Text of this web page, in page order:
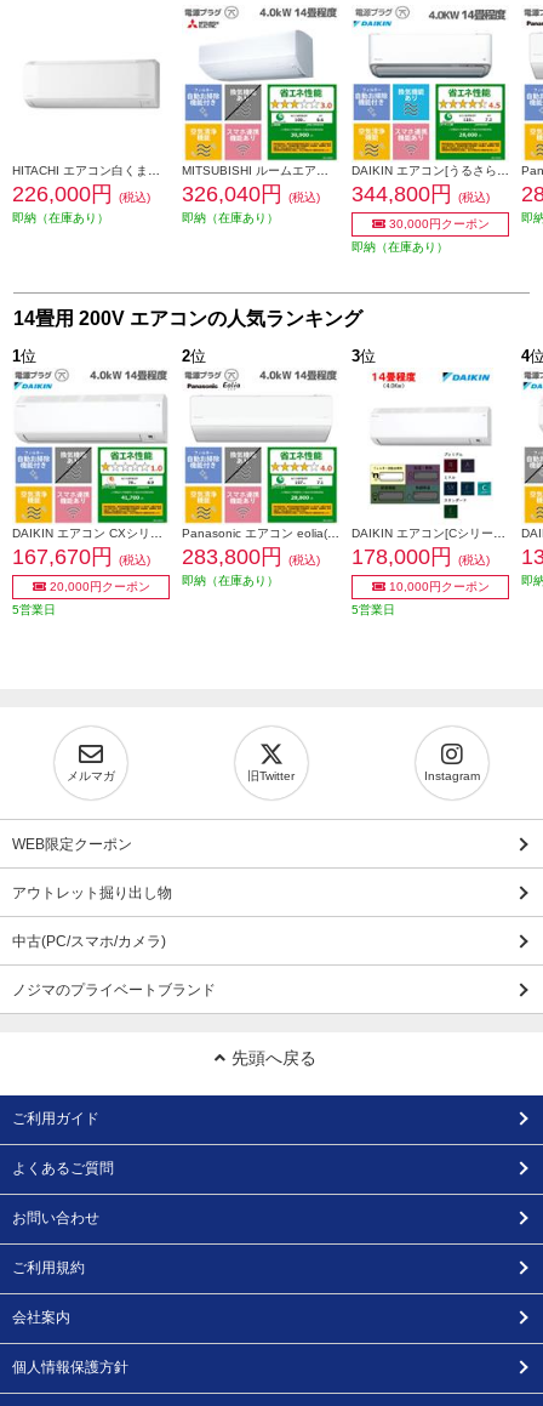
226,000円
(税込)
即納（在庫あり）
326,040円
(税込)
即納（在庫あり）
344,800円
(税込)
30,000円クーポン
即納（在庫あり）
即
14畳用 200V エアコンの人気ランキング
1位
167,670円
(税込)
20,000円クーポン
5営業日
2位
283,800円
(税込)
即納（在庫あり）
3位
178,000円
(税込)
10,000円クーポン
5営業日
4
即
メルマガ 旧Twitter Instagram
WEB限定クーポン
アウトレット掘り出し物
中古(PC/スマホ/カメラ)
ノジマのプライベートブランド
先頭へ戻る
ご利用ガイド
よくあるご質問
お問い合わせ
ご利用規約
会社案内
個人情報保護方針